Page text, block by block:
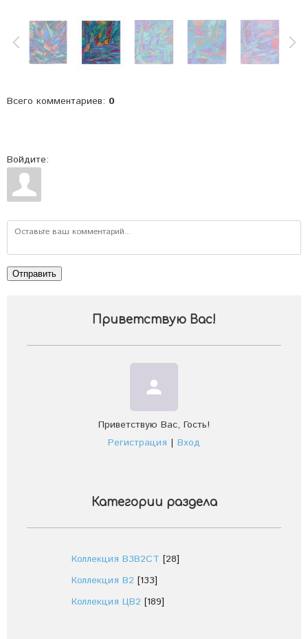
Всего комментариев: 0
Войдите:
Отправить
Приветствую Вас!
person
Приветствую Вас, Гость!
Регистрация | Вход
Категории раздела
Коллекция В3В2СТ [28]
Коллекция В2 [133]
Коллекция ЦВ2 [189]